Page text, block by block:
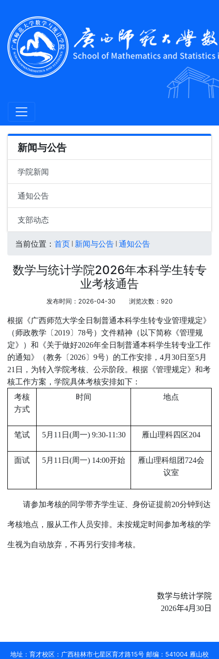
新闻与公告
学院新闻
通知公告
支部动态
当前位置： 首页 新闻与公告 通知公告
数学与统计学院2026年本科学生转专
业考核通告
发布时间：2026-04-30 浏览次数： 920
根据《广西师范大学全日制普通本科学生转专业管理规定》
（师政教学〔 2019〕 78号）文件精神（以下简称《管理规
定》）和《关于做好2026年全日制普通本科学生转专业工作
的通知》（教务〔 2026〕 9号）的工作安排， 4月 30日至5月
21 日
，为转入学院考核、公示阶段。根据《管理规定》和考
核工作方案，学院具体考核安排如下：
考核
方式
时间 地点
笔试 5月 11 日 (周一) 9:30-11:30 雁山理科四区204
面试 5月 11 日 (周一) 14:00开始 雁山理科组团 724会
议室
请参加考核的同学带齐学生证、身份证提前20分钟到达
考核地点，服从工作人员安排。未按规定时间参加考核的学
生视为自动放弃，不再另行安排考核。
数学与统计学院
2026年4月 30 日
地址：育才校区：广西桂林市七星区育才路15号 邮编：541004 雁山校